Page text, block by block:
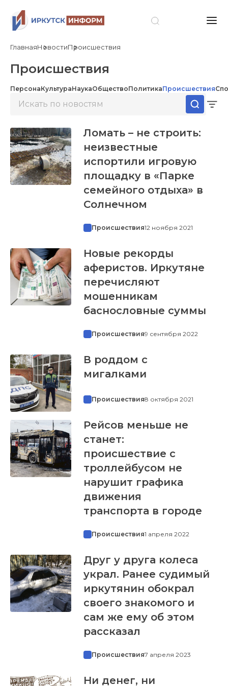
ГлавнаяНовостиПроисшествия
Происшествия
ПерсонаКультураНаукаОбществоПолитикаПроисшествия
Ломать – не строить:
неизвестные
испортили игровую
площадку в «Парке
семейного отдыха» в
Солнечном
Происшествия12 ноября 2021
Новые рекорды
аферистов. Иркутяне
перечисляют
мошенникам
баснословные суммы
Происшествия9 сентября 2022
В роддом с
мигалками
Происшествия8 октября 2021
Рейсов меньше не
станет:
происшествие с
троллейбусом не
нарушит графика
движения
транспорта в городе
Происшествия1 апреля 2022
Друг у друга колеса
украл. Ранее судимый
иркутянин обокрал
своего знакомого и
сам же ему об этом
рассказал
Происшествия7 апреля 2023
Ни денег, ни